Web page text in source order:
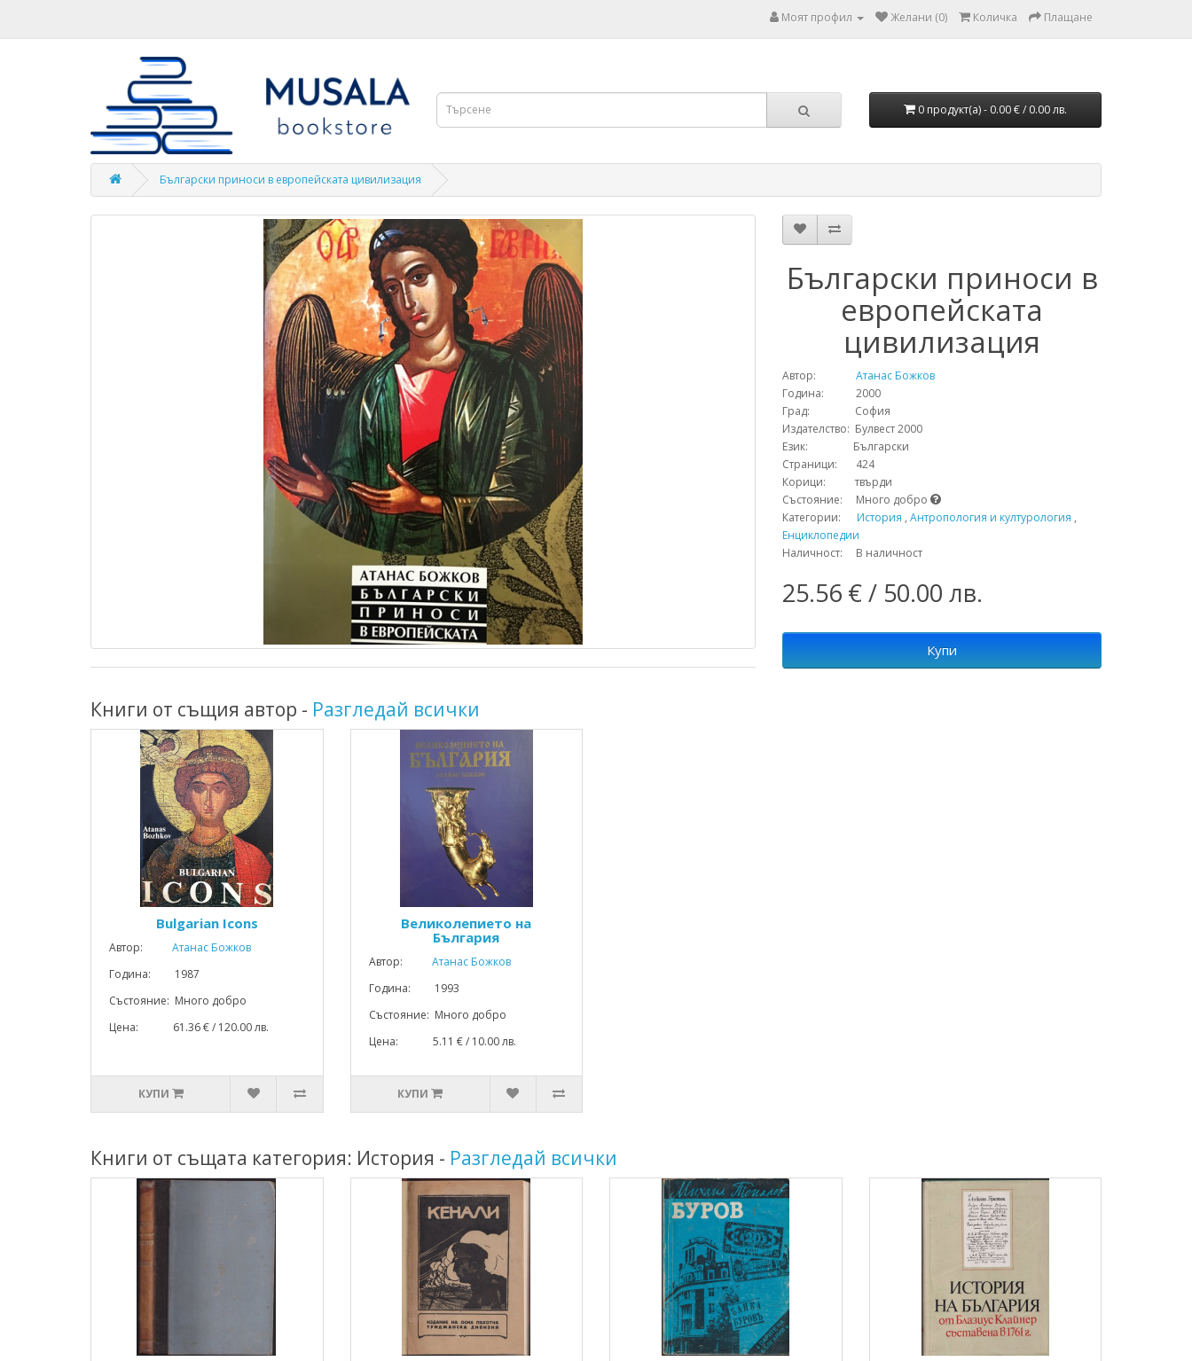
Моят профил Желани (0) Количка Плащане
0 продукт(а) - 0.00 € / 0.00 лв.
Български приноси в европейската цивилизация
Български приноси в
европейската
цивилизация
Автор:
Атанас Божков
Година: 2000
Град: София
Издателство: Булвест 2000
Език: Български
Страници: 424
Корици: твърди
Състояние: Много добро
Категории: История , Антропология и културология ,
Енциклопедии
Наличност: В наличност
25.56 € / 50.00 лв.
Купи
Книги от същия автор - Разгледай всички
Bulgarian Icons
Автор:
Атанас Божков
Година: 1987
Състояние: Много добро
Цена: 61.36 € / 120.00 лв.
КУПИ
Великолепието на
България
Автор:
Атанас Божков
Година: 1993
Състояние: Много добро
Цена: 5.11 € / 10.00 лв.
КУПИ
Книги от същата категория: История - Разгледай всички